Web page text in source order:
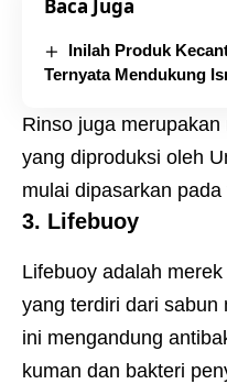
Baca Juga
Inilah Produk
Ternyata Mendukung
Rinso juga
yang diproduksi oleh
mulai dipasarkan
3. Lifebuoy
Lifebuoy adalah
yang terdiri dari sabun
ini mengandung
kuman dan bakteri